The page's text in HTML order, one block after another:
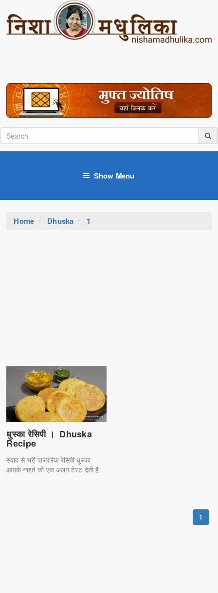
Show Menu
Home Dhuska 1
धुस्का रेसिपी । Dhuska
Recipe
स्वाद से भरी पारंपरिक रेसिपी धुस्का
आपके नाश्ते को एक अलग टेस्ट देती है.
1